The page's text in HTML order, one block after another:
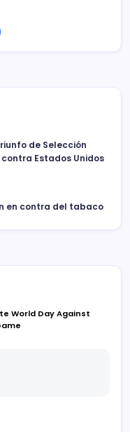
de Selección
Estados Unidos
en contra del tabaco
World Day Against